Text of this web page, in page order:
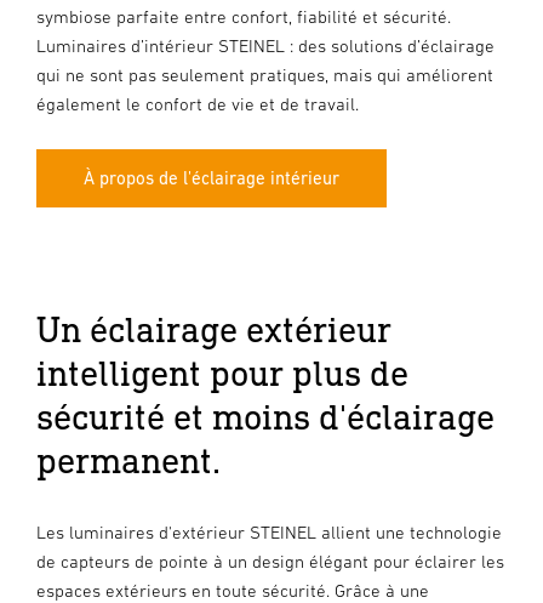
symbiose parfaite entre confort, fiabilité et sécurité.
Luminaires d’intérieur STEINEL : des solutions d’éclairage
qui ne sont pas seulement pratiques, mais qui améliorent
également le confort de vie et de travail.
À propos de l'éclairage intérieur
Un éclairage extérieur
intelligent pour plus de
sécurité et moins d'éclairage
permanent.
Les luminaires d'extérieur STEINEL allient une technologie
de capteurs de pointe à un design élégant pour éclairer les
espaces extérieurs en toute sécurité. Grâce à une